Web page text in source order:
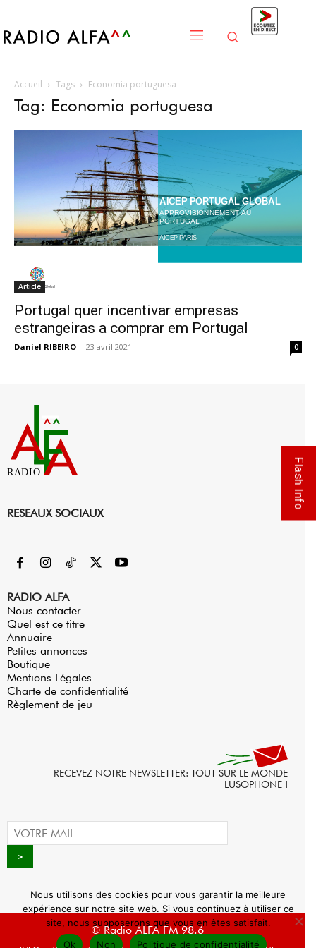
Accueil Tags Economia portuguesa
Tag: Economia portuguesa
Article
Portugal quer incentivar empresas
estrangeiras a comprar em Portugal
Daniel RIBEIRO - 23 avril 2021 0
RADIO
RESEAUX SOCIAUX
RADIO ALFA
Nous contacter
Quel est ce titre
Annuaire
Petites annonces
Boutique
Mentions Légales
Charte de confidentialité
Règlement de jeu
RECEVEZ NOTRE NEWSLETTER: TOUT SUR LE MONDE
LUSOPHONE !
© Radio ALFA FM 98.6
Flash Info
Nous utilisons des cookies pour vous garantir la meilleure
expérience sur notre site web. Si vous continuez à utiliser ce
site, nous supposerons que vous en êtes satisfait.
Ok
Non Politique de confidentialité